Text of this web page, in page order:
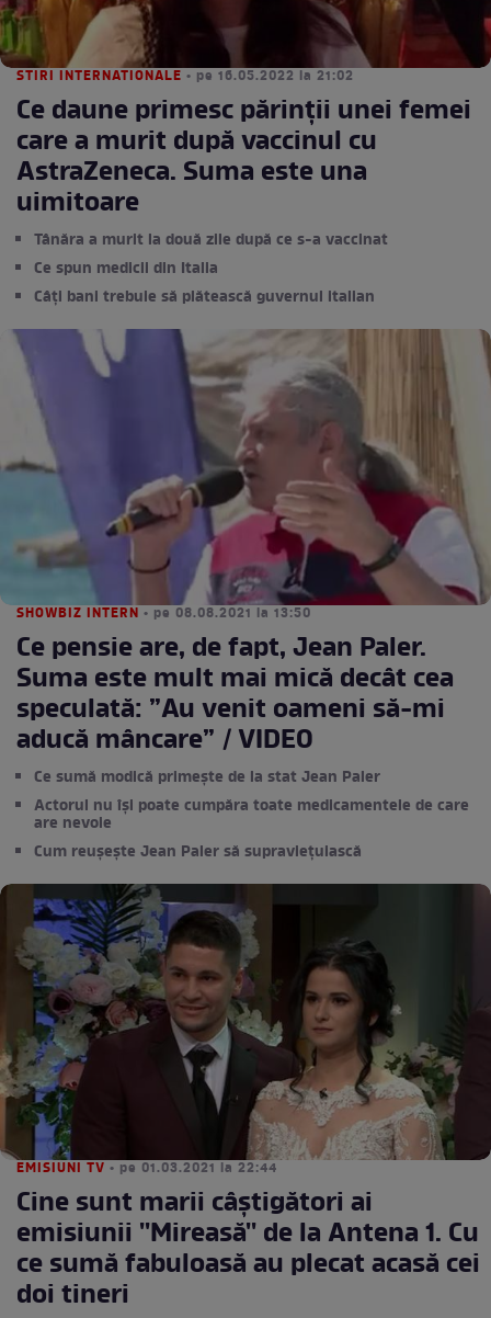
STIRI INTERNATIONALE • pe 16.05.2022 la 21:02
Ce daune primesc părinții unei femei
care a murit după vaccinul cu
AstraZeneca. Suma este una
uimitoare
Tânăra a murit la două zile după ce s-a vaccinat
Ce spun medicii din Italia
Câți bani trebuie să plătească guvernul italian
SHOWBIZ INTERN • pe 08.08.2021 la 13:50
Ce pensie are, de fapt, Jean Paler.
Suma este mult mai mică decât cea
speculată: ”Au venit oameni să-mi
aducă mâncare” / VIDEO
Ce sumă modică primește de la stat Jean Paler
Actorul nu își poate cumpăra toate medicamentele de care
are nevoie
Cum reușește Jean Paler să supraviețuiască
EMISIUNI TV • pe 01.03.2021 la 22:44
Cine sunt marii câștigători ai
emisiunii ''Mireasă'' de la Antena 1. Cu
ce sumă fabuloasă au plecat acasă cei
doi tineri